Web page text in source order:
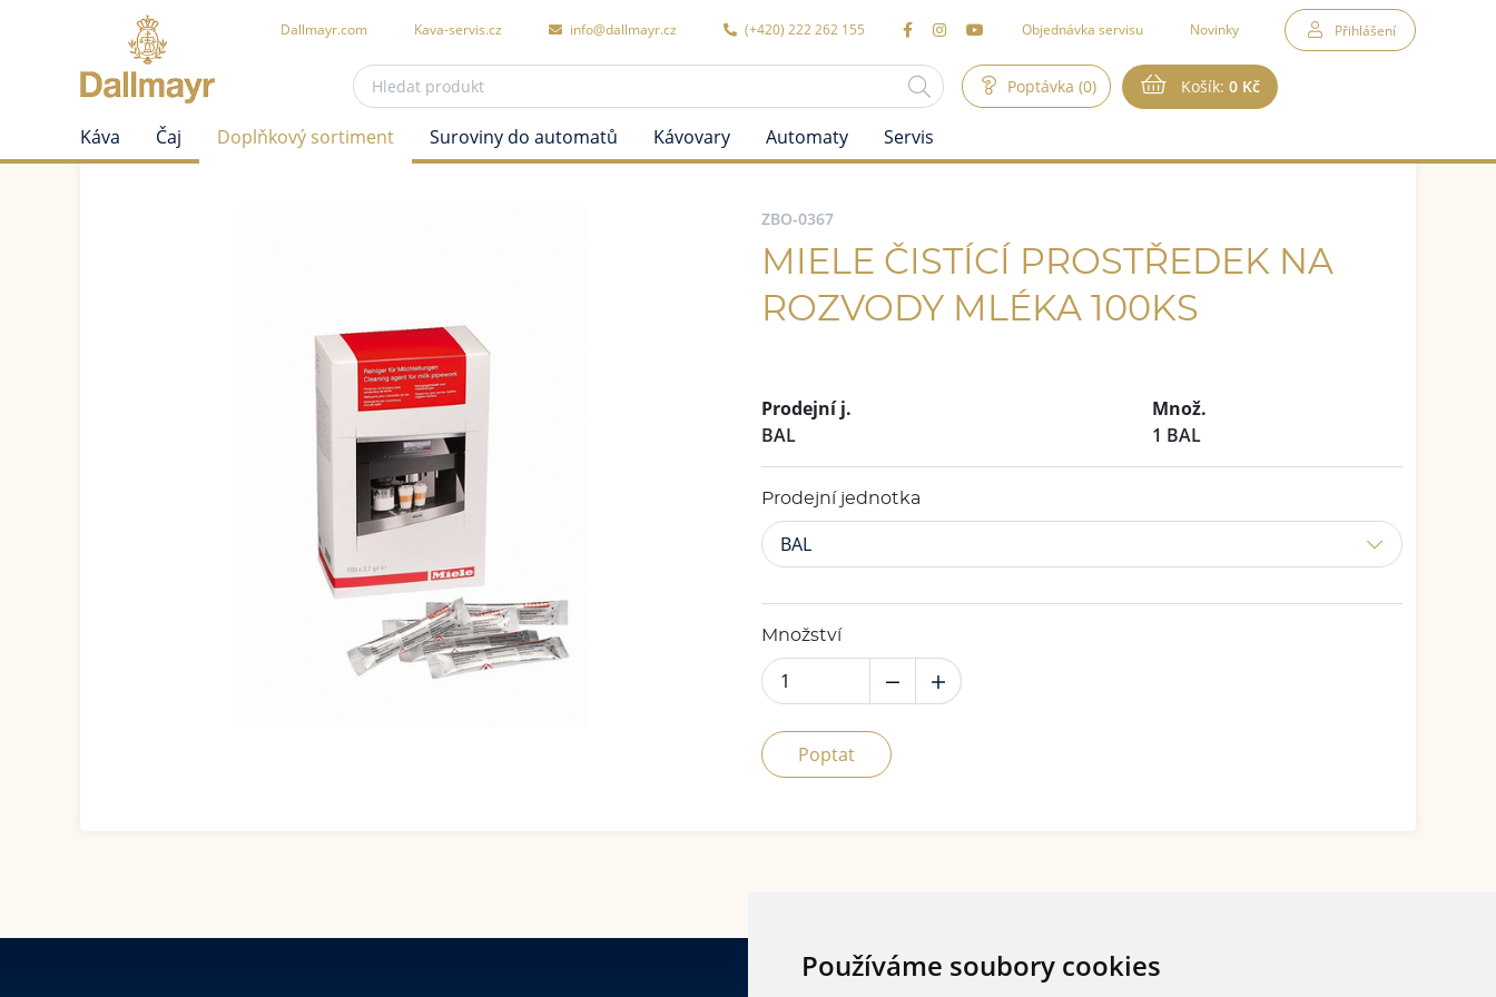
Používáme soubory cookies
Přihlášení
Dallmayr.com Kava-servis.cz info@dallmayr.cz (+420) 222 262 155 Objednávka servisu Novinky
Poptávka (0) Košík:0 Kč
ZBO-0367
MIELE ČISTÍCÍ PROSTŘEDEK NA
ROZVODY MLÉKA 100KS
Prodejní j.
Množ.
BAL
1 BAL
Prodejní jednotka
BAL
Množství
Poptat
Káva Čaj Doplňkový sortiment Suroviny do automatů Kávovary Automaty Servis